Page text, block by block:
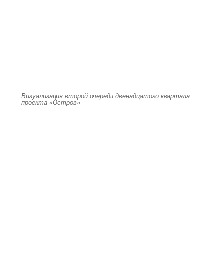
Визуализация второй очереди двенадцатого квартала
проекта «Остров»